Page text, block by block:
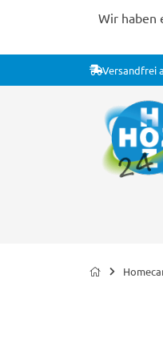
Wir haben
Versandfrei